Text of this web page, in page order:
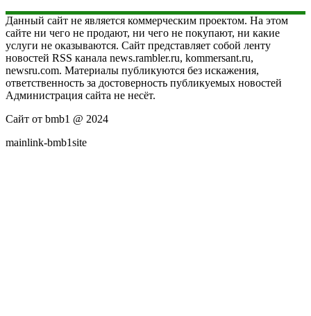
Данный сайт не является коммерческим проектом. На этом
сайте ни чего не продают, ни чего не покупают, ни какие
услуги не оказываются. Сайт представляет собой ленту
новостей RSS канала news.rambler.ru, kommersant.ru,
newsru.com. Материалы публикуются без искажения,
ответственность за достоверность публикуемых новостей
Администрация сайта не несёт.
Сайт от bmb1 @ 2024
mainlink-bmb1site